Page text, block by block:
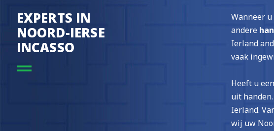
EXPERTS IN
NOORD-IERSE
INCASSO
Wanneer
andere
Ierland
vaak
Heeft u
uit
Ierland.
wij uw